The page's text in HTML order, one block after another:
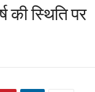
की स्थिति पर